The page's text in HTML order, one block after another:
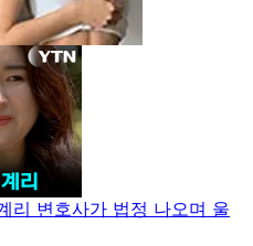
리 변호사가 법정 나오며 울